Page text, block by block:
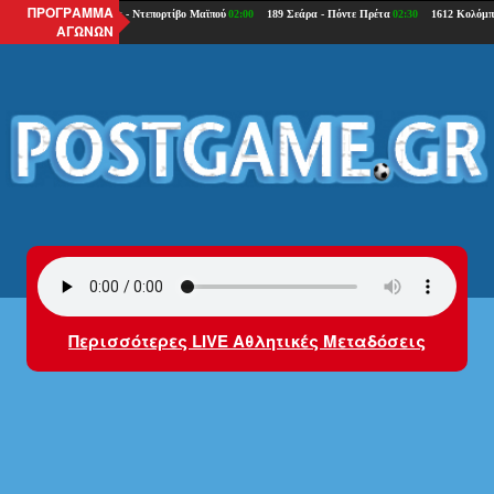
ΠΡΟΓΡΑΜΜΑ
ΑΓΩΝΩΝ
Περισσότερες LIVE Αθλητικές Μεταδόσεις